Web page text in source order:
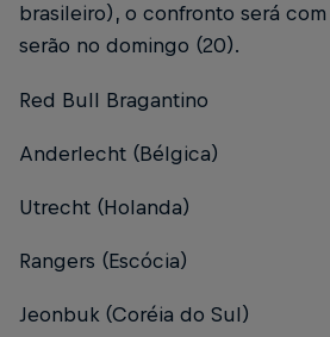
brasileiro), o confronto será com
serão no domingo (20).
Red Bull Bragantino
Anderlecht (Bélgica)
Utrecht (Holanda)
Rangers (Escócia)
Jeonbuk (Coréia do Sul)